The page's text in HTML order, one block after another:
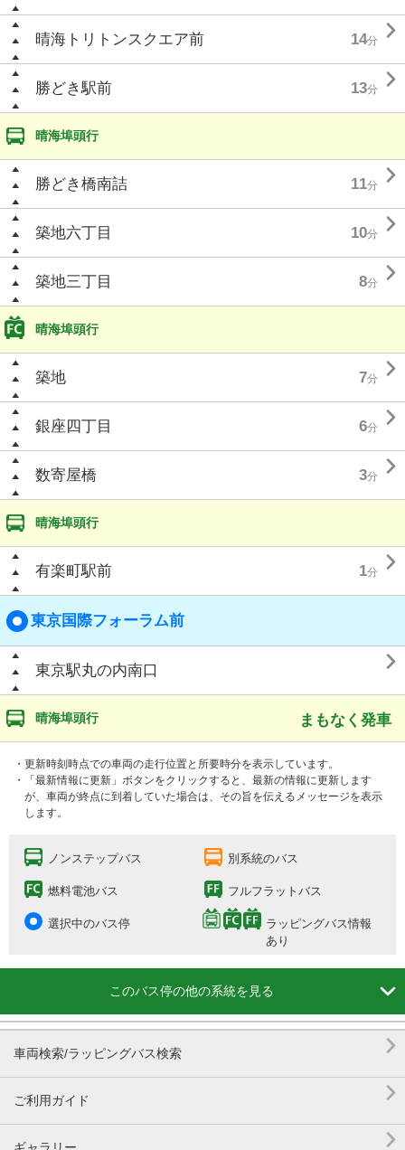
晴海トリトンスクエア前 14分 
勝どき駅前 13分 
晴海埠頭行
勝どき橋南詰 11分 
築地六丁目 10分 
築地三丁目 8分 
晴海埠頭行
築地 7分 
銀座四丁目 6分 
数寄屋橋 3分 
晴海埠頭行
有楽町駅前 1分 
東京国際フォーラム前
東京駅丸の内南口 
晴海埠頭行 まもなく発車
・更新時刻時点での車両の走行位置と所要時分を表示しています。
・「最新情報に更新」ボタンをクリックすると、最新の情報に更新します
が、車両が終点に到着していた場合は、その旨を伝えるメッセージを表示
します。
ノンステップバス 別系統のバス
燃料電池バス フルフラットバス
選択中のバス停
ラッピングバス情報
あり
このバス停の他の系統を見る 
車両検索/ラッピングバス検索 
ご利用ガイド 
